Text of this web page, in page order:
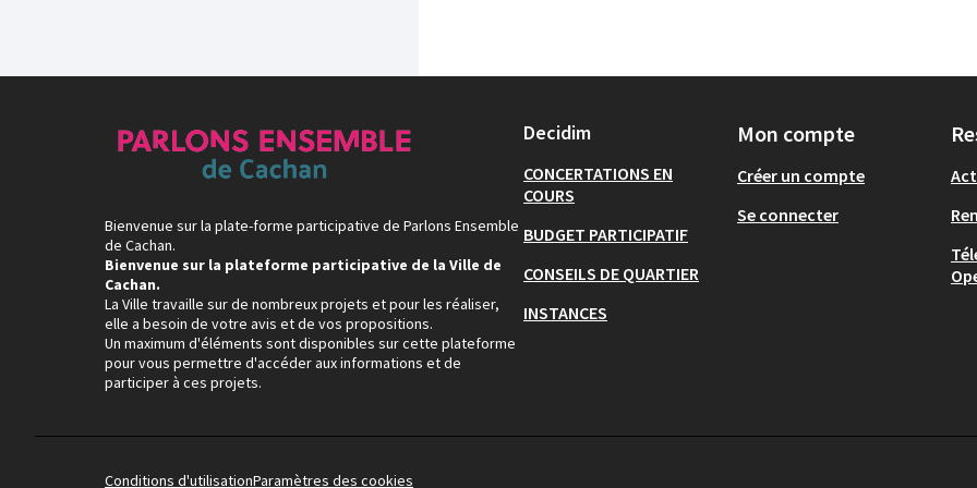
Bienvenue sur la plate-forme participative de Parlons Ensemble
de Cachan.
Bienvenue sur la plateforme participative de la Ville de
Cachan.
La Ville travaille sur de nombreux projets et pour les réaliser,
elle a besoin de votre avis et de vos propositions.
Un maximum d'éléments sont disponibles sur cette plateforme
pour vous permettre d'accéder aux informations et de
participer à ces projets.
Decidim
CONCERTATIONS EN
COURS
BUDGET PARTICIPATIF
CONSEILS DE QUARTIER
INSTANCES
Mon compte
Créer un compte
Se connecter
Conditions d'utilisationParamètres des cookies